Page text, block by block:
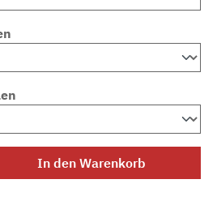
Gib den gewünschten
In den Warenkorb